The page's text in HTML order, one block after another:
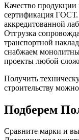
Качество продукции
сертификация ГОСТ.
аккредитованной
Отгрузка
транспортной
снабжаем
проекты любой
Получить
строительству
Подберем
Сравните марки и